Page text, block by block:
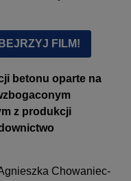
FILM!
betonu oparte na
z produkcji
Chowaniec-